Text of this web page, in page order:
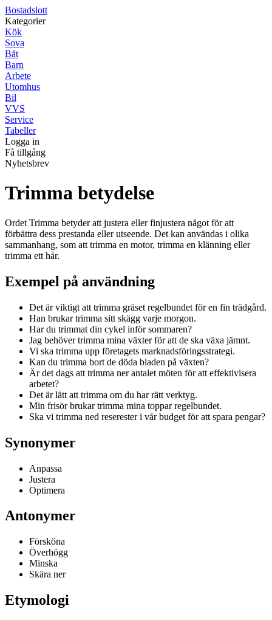
Bostadslott
Kategorier
Kök
Sova
Båt
Barn
Arbete
Utomhus
Bil
VVS
Service
Tabeller
Logga in
Få tillgång
Nyhetsbrev
Trimma betydelse
Ordet Trimma betyder att justera eller finjustera något för att
förbättra dess prestanda eller utseende. Det kan användas i olika
sammanhang, som att trimma en motor, trimma en klänning eller
trimma ett hår.
Exempel på användning
Det är viktigt att trimma gräset regelbundet för en fin trädgård.
Han brukar trimma sitt skägg varje morgon.
Har du trimmat din cykel inför sommaren?
Jag behöver trimma mina växter för att de ska växa jämnt.
Vi ska trimma upp företagets marknadsföringsstrategi.
Kan du trimma bort de döda bladen på växten?
Är det dags att trimma ner antalet möten för att effektivisera
arbetet?
Det är lätt att trimma om du har rätt verktyg.
Min frisör brukar trimma mina toppar regelbundet.
Ska vi trimma ned reserester i vår budget för att spara pengar?
Synonymer
Anpassa
Justera
Optimera
Antonymer
Försköna
Överhögg
Minska
Skära ner
Etymologi